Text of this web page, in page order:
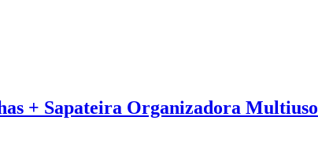
+ Sapateira Organizadora Multiuso